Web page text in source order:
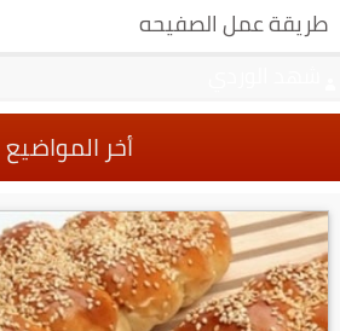
طريقة عمل الصفيحه
أخر المواضيع